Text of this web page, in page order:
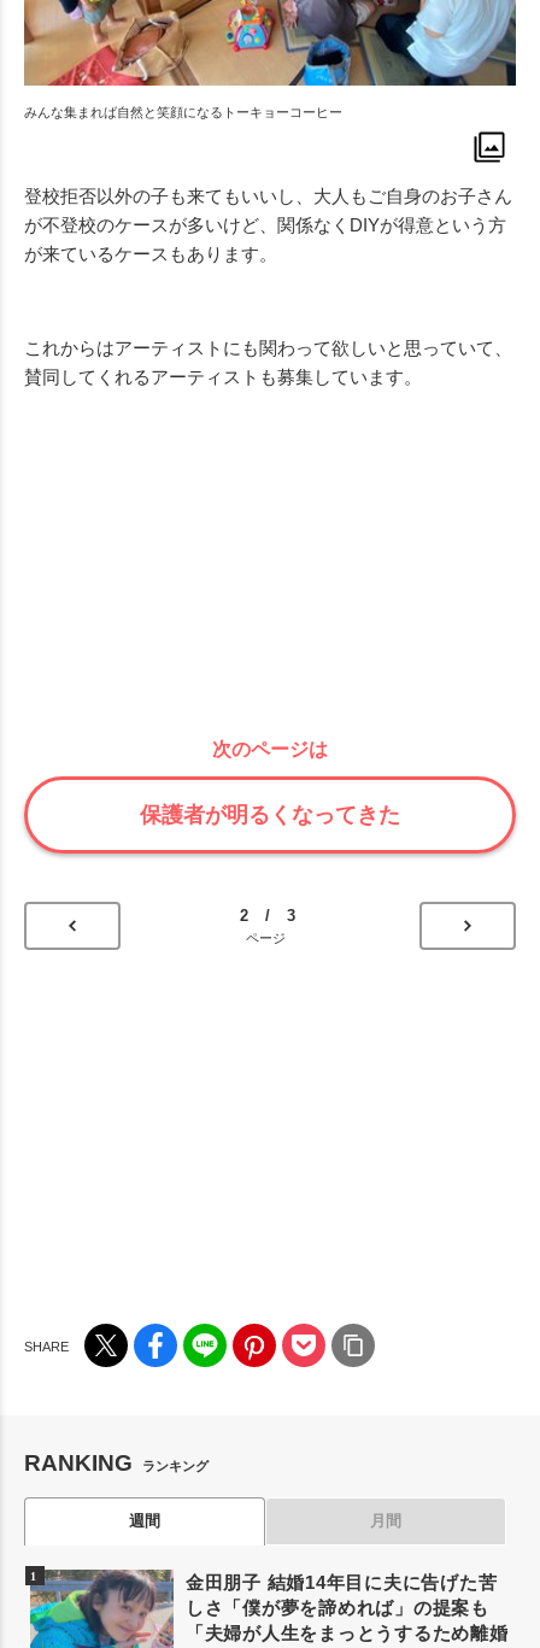
みんな集まれば自然と笑顔になるトーキョーコーヒー
登校拒否以外の子も来てもいいし、大人もご自身のお子さん
が不登校のケースが多いけど、関係なくDIYが得意という方
が来ているケースもあります。
これからはアーティストにも関わって欲しいと思っていて、
賛同してくれるアーティストも募集しています。
次のページは
保護者が明るくなってきた
2 / 3
ページ
RANKING ランキング
週間 月間
金田朋子 結婚14年目に夫に告げた苦
しさ「僕が夢を諦めれば」の提案も
「夫婦が人生をまっとうするため離婚